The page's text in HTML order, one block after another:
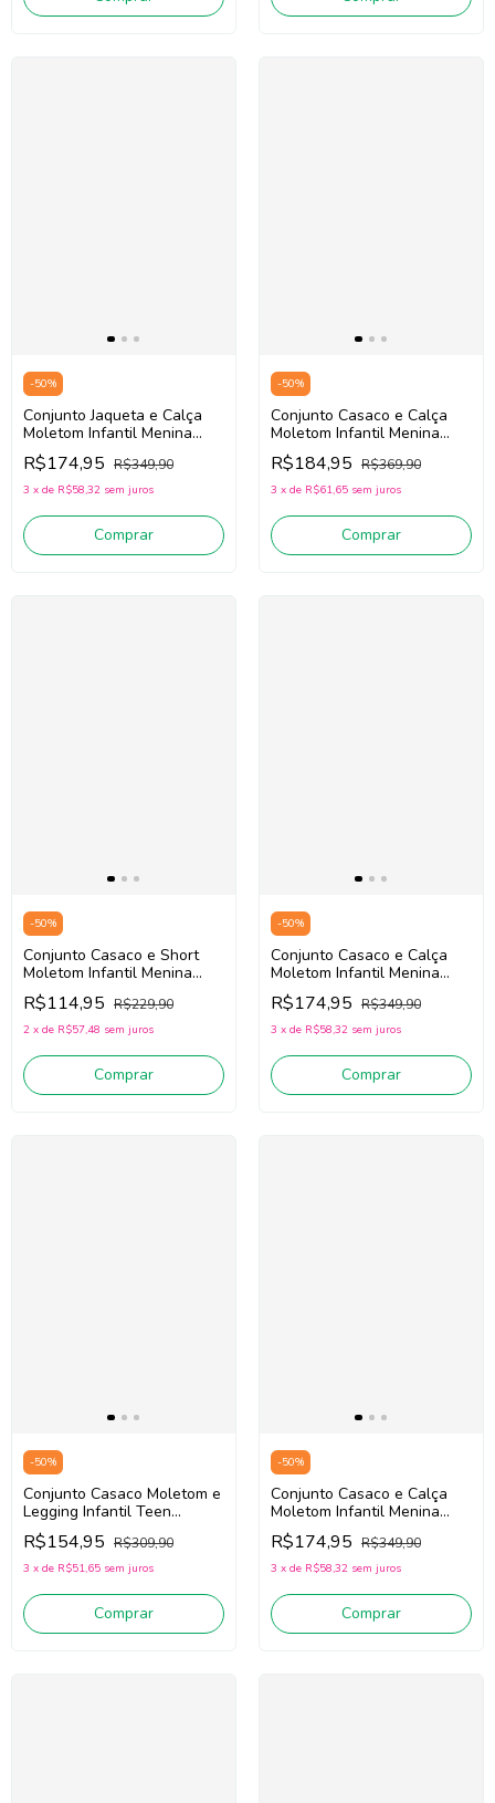
-50%
Conjunto Jaqueta e Calça
Moletom Infantil Menina
Mon Sucré 138022144
(Rosa/Off White/Azul)
R$174,95 R$349,90
3 x de R$58,32 sem juros
Comprar
-50%
Conjunto Casaco e Calça
Moletom Infantil Menina
Mon Sucré 138022442
(Rosa)
R$184,95 R$369,90
3 x de R$61,65 sem juros
Comprar
-50%
Conjunto Casaco e Short
Moletom Infantil Menina
Mon Sucré 138020236 (Off
White/Vermelho/Rosa)
R$114,95 R$229,90
2 x de R$57,48 sem juros
Comprar
-50%
Conjunto Casaco e Calça
Moletom Infantil Menina
Mon Sucré 138022450
(Rosa)
R$174,95 R$349,90
3 x de R$58,32 sem juros
Comprar
-50%
Conjunto Casaco Moletom e
Legging Infantil Teen
Menina Mon Sucré
138026092 (Rosa)
R$154,95 R$309,90
3 x de R$51,65 sem juros
Comprar
-50%
Conjunto Casaco e Calça
Moletom Infantil Menina
Mon Sucré 138022448
(Verde/Azul)
R$174,95 R$349,90
3 x de R$58,32 sem juros
Comprar